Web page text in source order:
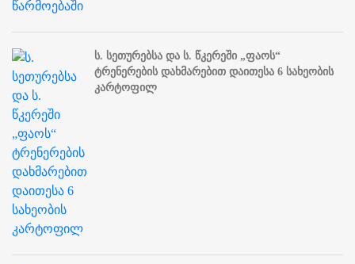
ს. სეთურებსა და ს. წკერეში „ფაოს“
ტრენერების დახმარებით დაითესა 6 სახეობის
კარტოფილ